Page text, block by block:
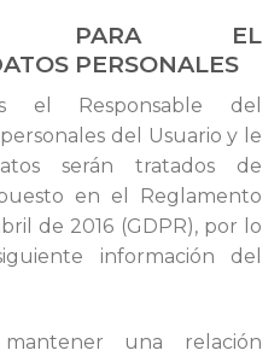
PARA EL
PERSONALES
el Responsable del
del Usuario y le
serán tratados de
en el Reglamento
de 2016 (GDPR), por lo
información del
una relación